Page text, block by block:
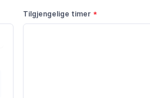
Tilgjengelige timer